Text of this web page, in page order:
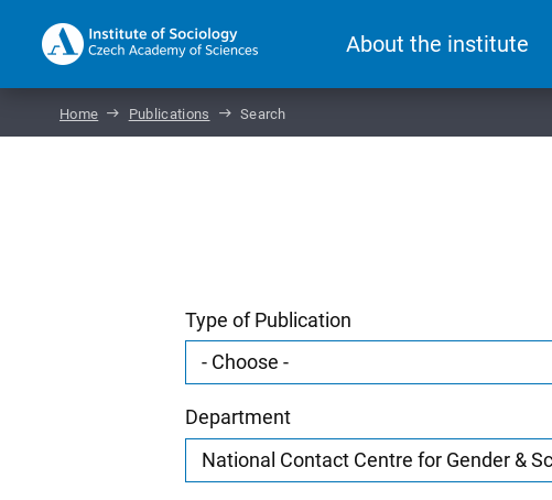
About the institute
Home Publications Search
Type of Publication
Department